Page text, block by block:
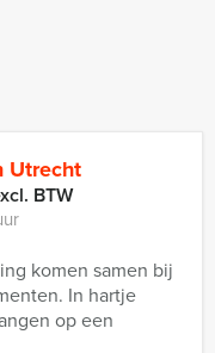
Utrecht
BTW
komen samen bij
In hartje
op een